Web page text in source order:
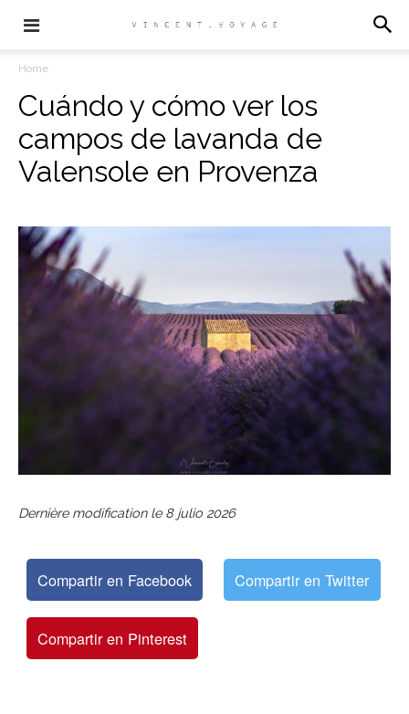
Home
Cuándo y cómo ver los
campos de lavanda de
Valensole en Provenza
Dernière modification le 8 julio 2026
Compartir en Facebook Compartir en Twitter
Compartir en Pinterest